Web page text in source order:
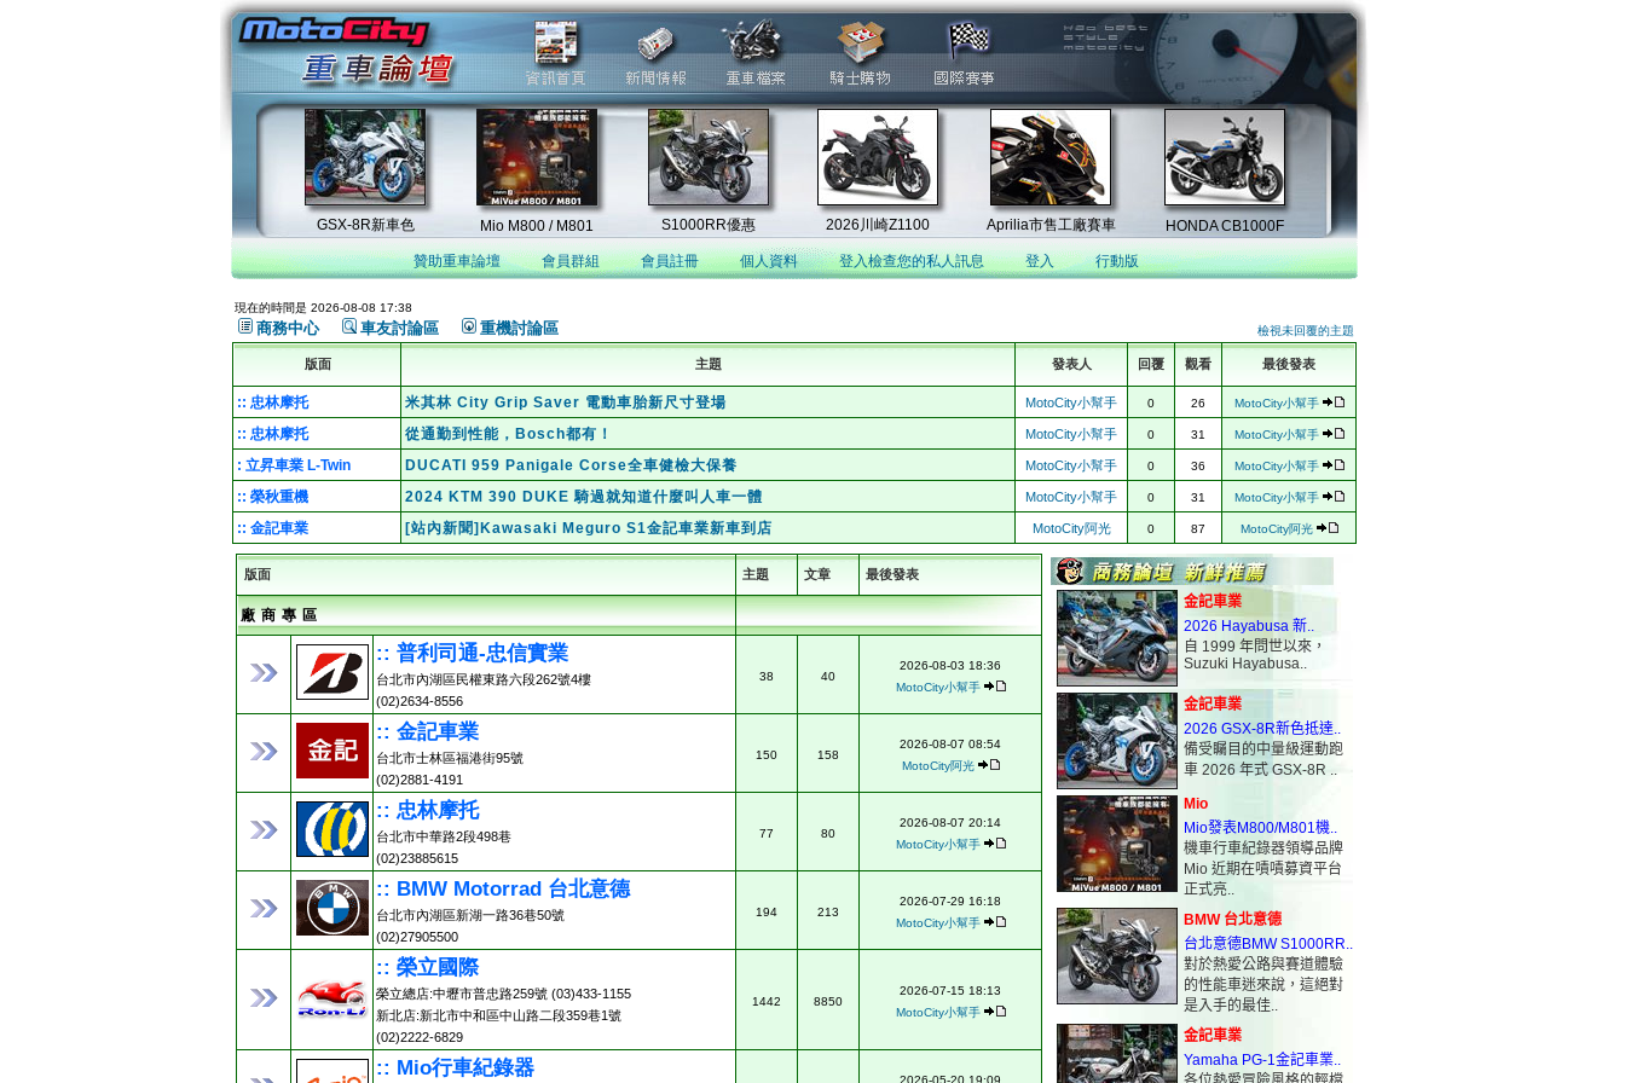
贊助重車論壇 會員群組 會員註冊 個人資料 登入檢查您的私人訊息 登入 行動版
現在的時間是 2026-08-08 17:38
商務中心 車友討論區 重機討論區 檢視未回覆的主題
版面 主題 發表人 回覆 觀看 最後發表
:: 忠林摩托 米其林 City Grip Saver 電動車胎新尺寸登場 MotoCity小幫手 0 26 MotoCity小幫手
:: 忠林摩托 從通勤到性能，Bosch都有！ MotoCity小幫手 0 31 MotoCity小幫手
: 立昇車業 L-Twin DUCATI 959 Panigale Corse全車健檢大保養 MotoCity小幫手 0 36 MotoCity小幫手
:: 榮秋重機 2024 KTM 390 DUKE 騎過就知道什麼叫人車一體 MotoCity小幫手 0 31 MotoCity小幫手
:: 金記車業 [站內新聞]Kawasaki Meguro S1金記車業新車到店 MotoCity阿光 0 87 MotoCity阿光
版面 主題 文章 最後發表
廠 商 專 區
:: 普利司通-忠信實業
台北市內湖區民權東路六段262號4樓
(02)2634-8556
38 40
2026-08-03 18:36
MotoCity小幫手
:: 金記車業
台北市士林區福港街95號
(02)2881-4191
150 158
2026-08-07 08:54
MotoCity阿光
:: 忠林摩托
台北市中華路2段498巷
(02)23885615
77 80
2026-08-07 20:14
MotoCity小幫手
:: BMW Motorrad 台北意德
台北市內湖區新湖一路36巷50號
(02)27905500
194 213
2026-07-29 16:18
MotoCity小幫手
:: 榮立國際
榮立總店:中壢市普忠路259號 (03)433-1155
新北店:新北市中和區中山路二段359巷1號
(02)2222-6829
1442 8850
2026-07-15 18:13
MotoCity小幫手
:: Mio行車紀錄器
2026-05-20 19:09